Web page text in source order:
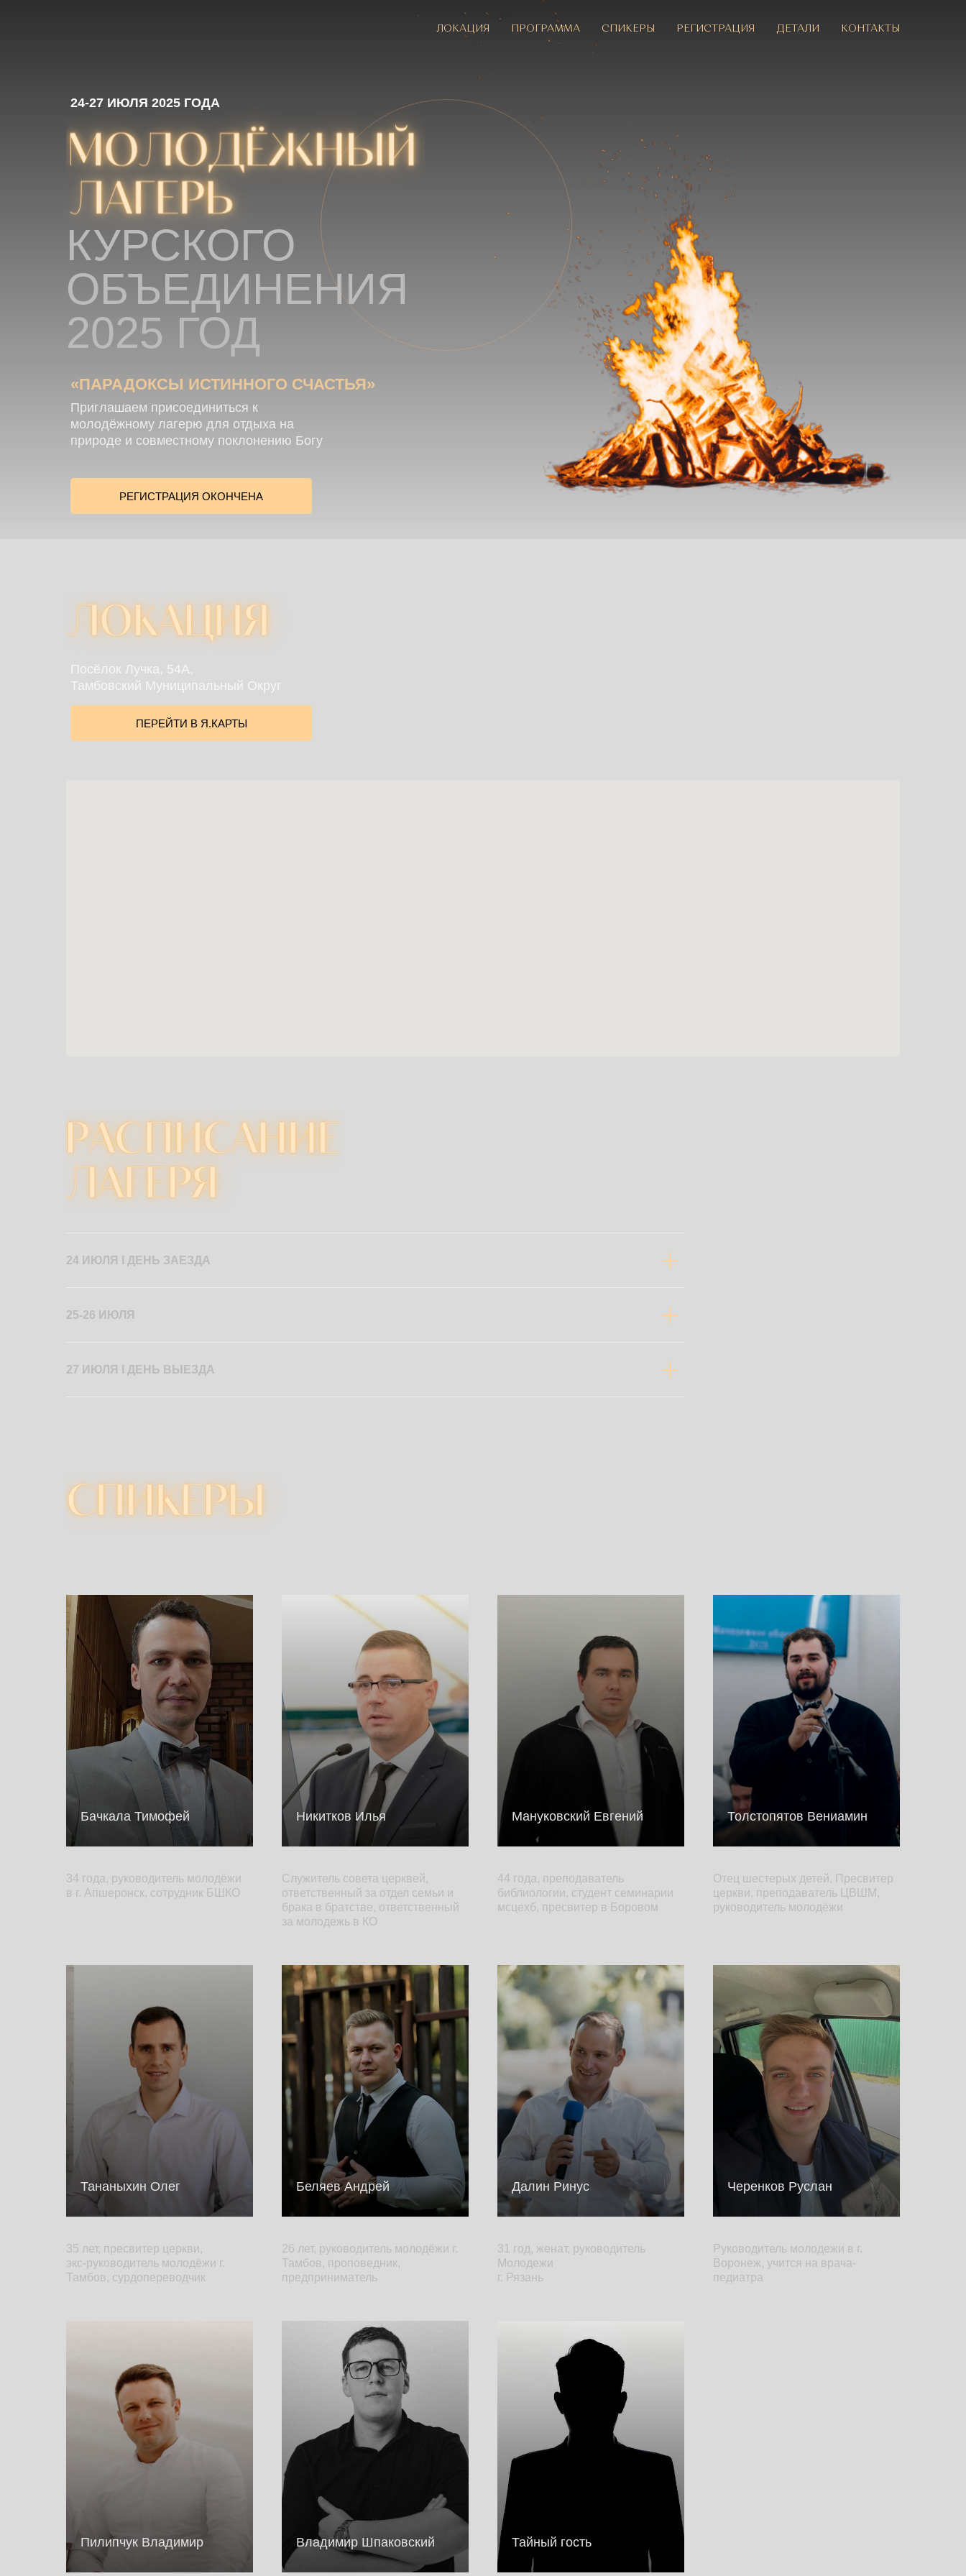
ЛОКАЦИЯ ПРОГРАММА СПИКЕРЫ РЕГИСТРАЦИЯ ДЕТАЛИ КОНТАКТЫ
«ПАРАДОКСЫ ИСТИННОГО СЧАСТЬЯ»
Приглашаем присоединиться к
молодёжному лагерю для отдыха на
природе и совместному поклонению Богу
РЕГИСТРАЦИЯ ОКОНЧЕНА
КУРСКОГО
ОБЪЕДИНЕНИЯ
2025 ГОД
24-27 ИЮЛЯ 2025 ГОДА
ПЕРЕЙТИ В Я.КАРТЫ
Посёлок Лучка, 54А,
Тамбовский Муниципальный Округ
24 ИЮЛЯ I ДЕНЬ ЗАЕЗДА
25-26 ИЮЛЯ
27 ИЮЛЯ I ДЕНЬ ВЫЕЗДА
Бачкала Тимофей
34 года, руководитель молодёжи
в г. Апшеронск, сотрудник БШКО
Никитков Илья
Служитель совета церквей,
ответственный за отдел семьи и
брака в братстве, ответственный
за молодежь в КО
Мануковский Евгений
44 года, преподаватель
библиологии, студент семинарии
мсцехб, пресвитер в Боровом
Толстопятов Вениамин
Отец шестерых детей, Пресвитер
церкви, преподаватель ЦВШМ,
руководитель молодёжи
Тананыхин Олег
35 лет, пресвитер церкви,
экс-руководитель молодёжи г.
Тамбов, сурдопереводчик
Беляев Андрей
26 лет, руководитель молодёжи г.
Тамбов, проповедник,
предприниматель
Далин Ринус
31 год, женат, руководитель
Молодежи
г. Рязань
Черенков Руслан
Руководитель молодежи в г.
Воронеж, учится на врача-
педиатра
Пилипчук Владимир Владимир Шпаковский Тайный гость